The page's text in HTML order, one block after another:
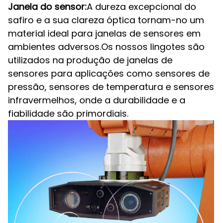
Janela do sensor:A dureza excepcional do
safiro e a sua clareza óptica tornam-no um
material ideal para janelas de sensores em
ambientes adversos.Os nossos lingotes são
utilizados na produção de janelas de
sensores para aplicações como sensores de
pressão, sensores de temperatura e sensores
infravermelhos, onde a durabilidade e a
fiabilidade são primordiais.